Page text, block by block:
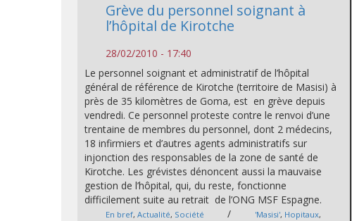
Grève du personnel soignant à
l’hôpital de Kirotche
28/02/2010 - 17:40
Le personnel soignant et administratif de l’hôpital
général de référence de Kirotche (territoire de Masisi) à
près de 35 kilomètres de Goma, est en grève depuis
vendredi. Ce personnel proteste contre le renvoi d’une
trentaine de membres du personnel, dont 2 médecins,
18 infirmiers et d’autres agents administratifs sur
injonction des responsables de la zone de santé de
Kirotche. Les grévistes dénoncent aussi la mauvaise
gestion de l’hôpital, qui, du reste, fonctionne
difficilement suite au retrait de l’ONG MSF Espagne.
En bref,Actualité, Société / 'Masisi', Hopitaux,